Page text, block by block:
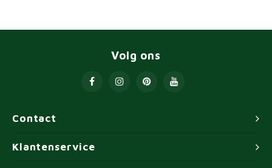
Contact
Volg ons
Klantenservice